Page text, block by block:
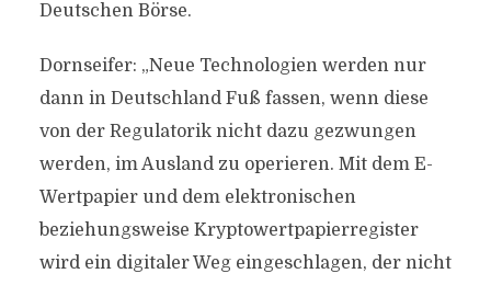
Deutschen Börse.
Dornseifer: „Neue Technologien werden nur
dann in Deutschland Fuß fassen, wenn diese
von der Regulatorik nicht dazu gezwungen
werden, im Ausland zu operieren. Mit dem E-
Wertpapier und dem elektronischen
beziehungsweise Kryptowertpapierregister
wird ein digitaler Weg eingeschlagen, der nicht